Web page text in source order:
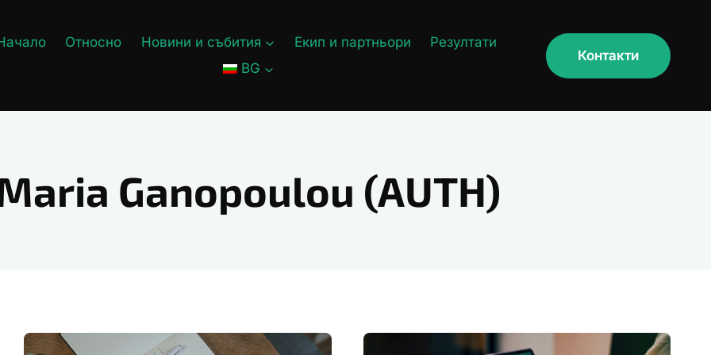
Относно Новини и събития Екип и партньори
Резултати
BG
Контакти
Ganopoulou (AUTH)